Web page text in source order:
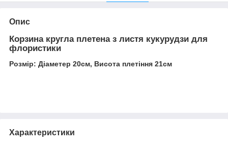
Опис
Корзина кругла плетена з листя кукурудзи для
флористики
Розмір: Діаметер 20см, Висота плетіння 21см
Характеристики